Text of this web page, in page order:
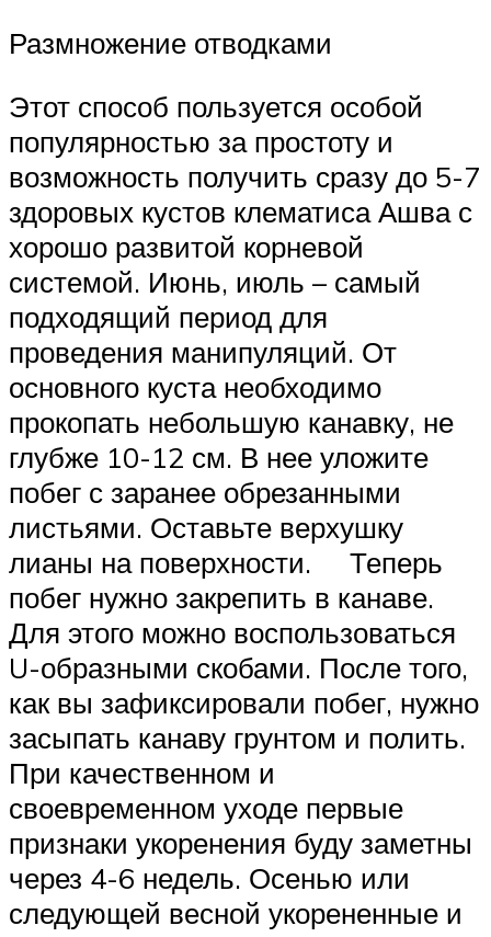
Размножение отводками
Этот способ пользуется особой
популярностью за простоту и
возможность получить сразу до 5-7
здоровых кустов клематиса Ашва с
хорошо развитой корневой
системой. Июнь, июль – самый
подходящий период для
проведения манипуляций. От
основного куста необходимо
прокопать небольшую канавку, не
глубже 10-12 см. В нее уложите
побег с заранее обрезанными
листьями. Оставьте верхушку
лианы на поверхности. Теперь
побег нужно закрепить в канаве.
Для этого можно воспользоваться
U-образными скобами. После того,
как вы зафиксировали побег, нужно
засыпать канаву грунтом и полить.
При качественном и
своевременном уходе первые
признаки укоренения буду заметны
через 4-6 недель. Осенью или
следующей весной укорененные и